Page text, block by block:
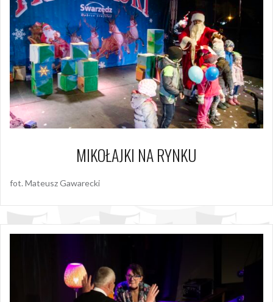
MIKOŁAJKI NA RYNKU
fot. Mateusz Gawarecki